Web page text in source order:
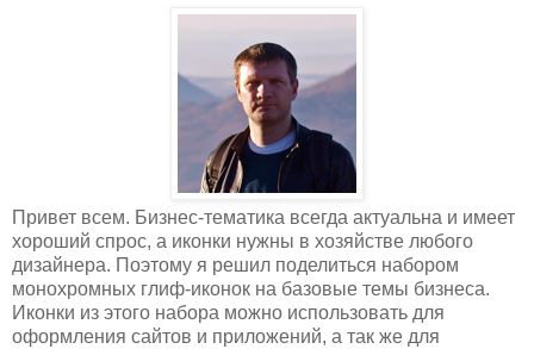
Привет всем. Бизнес-тематика всегда актуальна и имеет
хороший спрос, а иконки нужны в хозяйстве любого
дизайнера. Поэтому я решил поделиться набором
монохромных глиф-иконок на базовые темы бизнеса.
Иконки из этого набора можно использовать для
оформления сайтов и приложений, а так же для